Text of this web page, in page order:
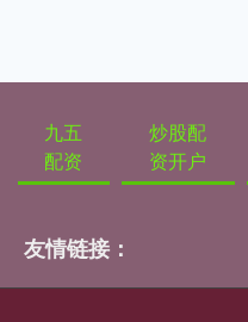
九五
配资
炒股配
资开户
友情链接：